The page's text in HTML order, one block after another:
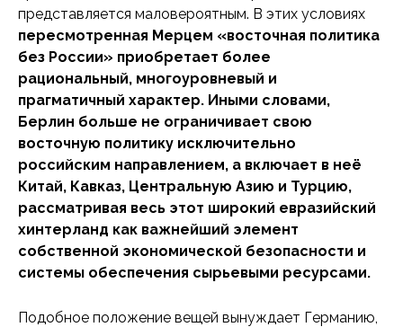
представляется маловероятным. В этих условиях
пересмотренная Мерцем «восточная политика
без России» приобретает более
рациональный, многоуровневый и
прагматичный характер. Иными словами,
Берлин больше не ограничивает свою
восточную политику исключительно
российским направлением, а включает в неё
Китай, Кавказ, Центральную Азию и Турцию,
рассматривая весь этот широкий евразийский
хинтерланд как важнейший элемент
собственной экономической безопасности и
системы обеспечения сырьевыми ресурсами.
Подобное положение вещей вынуждает Германию,